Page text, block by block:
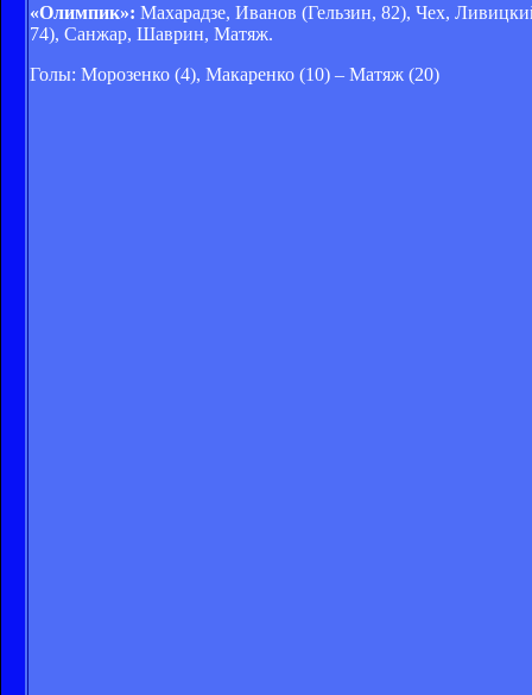
«Олимпик»: Махарадзе, Иванов (Гельзин, 82), Чех,
74), Санжар, Шаврин, Матяж.
Голы: Морозенко (4), Макаренко (10) – Матяж (20)